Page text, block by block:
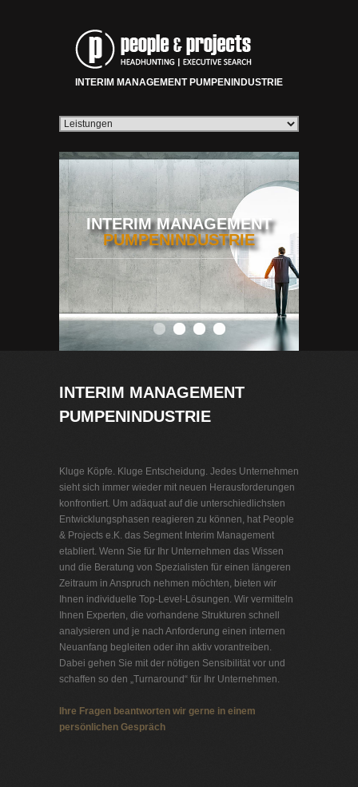
INTERIM MANAGEMENT PUMPENINDUSTRIE
INTERIM MANAGEMENT
PUMPENINDUSTRIE
0
INTERIM MANAGEMENT
PUMPENINDUSTRIE
Kluge Köpfe. Kluge Entscheidung. Jedes Unternehmen
sieht sich immer wieder mit neuen Herausforderungen
konfrontiert. Um adäquat auf die unterschiedlichsten
Entwicklungsphasen reagieren zu können, hat People
& Projects e.K. das Segment Interim Management
etabliert. Wenn Sie für Ihr Unternehmen das Wissen
und die Beratung von Spezialisten für einen längeren
Zeitraum in Anspruch nehmen möchten, bieten wir
Ihnen individuelle Top-Level-Lösungen. Wir vermitteln
Ihnen Experten, die vorhandene Strukturen schnell
analysieren und je nach Anforderung einen internen
Neuanfang begleiten oder ihn aktiv vorantreiben.
Dabei gehen Sie mit der nötigen Sensibilität vor und
schaffen so den „Turnaround“ für Ihr Unternehmen.
Ihre Fragen beantworten wir gerne in einem
persönlichen Gespräch